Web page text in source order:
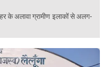
के अलावा ग्रामीण इलाकों से अलग-